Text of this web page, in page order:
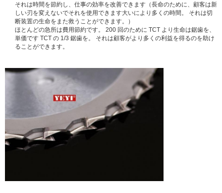
それは時間を節約し、仕事の効率を改善できます（長命のために、顧客は新
しい刃を変えないでそれを使用できます大いにより多くの時間。 それは切
断装置の生命をまた救うことができます。）
ほとんどの急所は費用節約です。 200 回のために TCT より生命は鋸歯を、
単価です TCT の 1/3 鋸歯を。 それは顧客がより多くの利益を得るのを助け
ることができます。